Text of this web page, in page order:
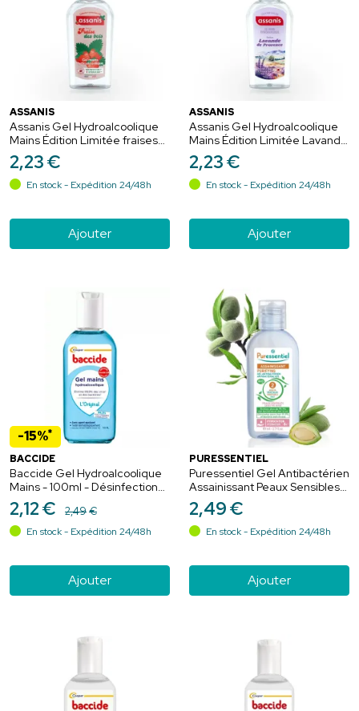
ASSANIS
Assanis Gel Hydroalcoolique
Mains Édition Limitée fraises
des bois - 80ml
2,23€
En stock - Expédition 24/48h
Ajouter
ASSANIS
Assanis Gel Hydroalcoolique
Mains Édition Limitée Lavande
de Provence - 80ml
2,23€
En stock - Expédition 24/48h
Ajouter
-15%*
BACCIDE
Baccide Gel Hydroalcoolique
Mains - 100ml - Désinfection
rapide, efficace en 30
secondes
2,12€ 2,49€
En stock - Expédition 24/48h
Ajouter
PURESSENTIEL
Puressentiel Gel Antibactérien
Assainissant Peaux Sensibles
25 ml – Désinfection et
hydratation 8h
2,49€
En stock - Expédition 24/48h
Ajouter